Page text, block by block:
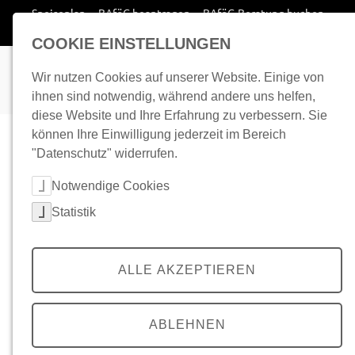
Zum Inhalt springen
Speiseplan BAföG beantragen
BAföG-Beratung buchen
COOKIE EINSTELLUNGEN
Wir nutzen Cookies auf unserer Website. Einige von
ihnen sind notwendig, während andere uns helfen,
diese Website und Ihre Erfahrung zu verbessern. Sie
können Ihre Einwilligung jederzeit im Bereich
"Datenschutz" widerrufen.
Cookie-Kategorien auswählen
Notwendige Cookies
Statistik
ALLE AKZEPTIEREN
ABLEHNEN